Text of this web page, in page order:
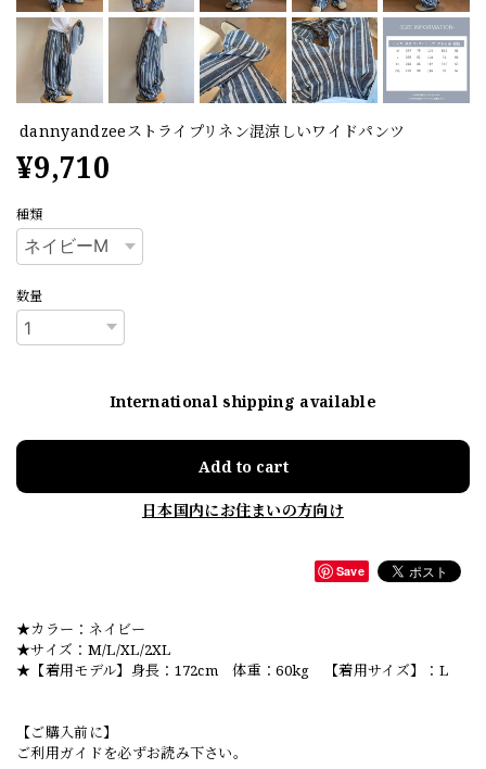
dannyandzeeストライプリネン混涼しいワイドパンツ
¥9,710
種類
数量
International shipping available
Add to cart
日本国内にお住まいの方向け
Save
★カラー：ネイビー
★サイズ：M/L/XL/2XL
★【着用モデル】身長：172cm 体重：60kg 【着用サイズ】：L
【ご購入前に】
ご利用ガイドを必ずお読み下さい。